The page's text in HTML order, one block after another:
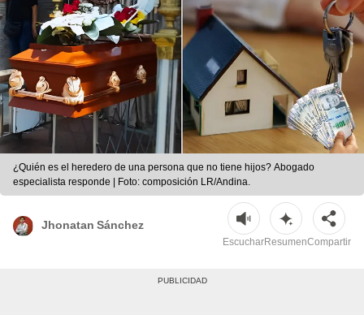
¿Quién es el heredero de una persona que no tiene hijos? Abogado
especialista responde | Foto: composición LR/Andina.
Jhonatan Sánchez
EscucharResumenCompartir